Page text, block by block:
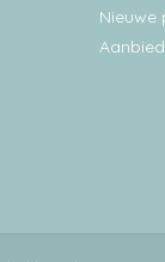
Nieuwe